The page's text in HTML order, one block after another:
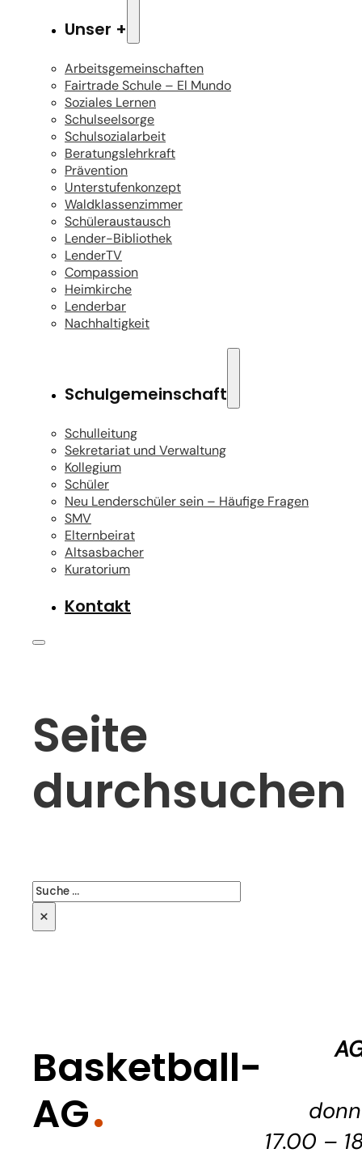
Unser +
Arbeitsgemeinschaften
Fairtrade Schule – El Mundo
Soziales Lernen
Schulseelsorge
Schulsozialarbeit
Beratungslehrkraft
Prävention
Unterstufenkonzept
Waldklassenzimmer
Schüleraustausch
Lender-Bibliothek
LenderTV
Compassion
Heimkirche
Lenderbar
Nachhaltigkeit
Schulgemeinschaft
Schulleitung
Sekretariat und Verwaltung
Kollegium
Schüler
Neu Lenderschüler sein – Häufige Fragen
SMV
Elternbeirat
Altsasbacher
Kuratorium
Kontakt
Seite
durchsuchen
Suchen
×
Basketball-
AG
17.00 –